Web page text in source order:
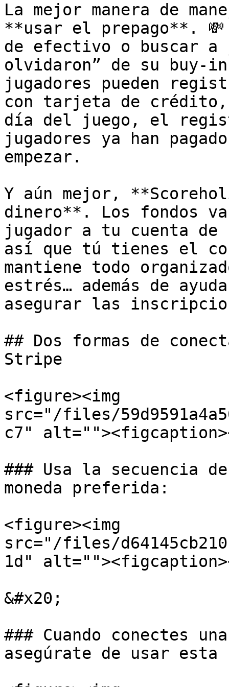
La mejor manera de
**usar el prepago**.
de efectivo o buscar a
olvidaron” de su buy-
jugadores pueden
con tarjeta de crédito,
día del juego, el
jugadores ya han
empezar.
Y aún mejor,
dinero**. Los fondos
jugador a tu cuenta de
así que tú tienes el
mantiene todo
estrés… además de
asegurar las
## Dos formas de
Stripe
<figure><img
src="/files/
c7"
### Usa la secuencia
moneda preferida:
<figure><img
src="/files/
1d"
&#x20;
### Cuando conectes
asegúrate de usar esta